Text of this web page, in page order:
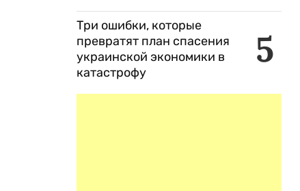
5
Три ошибки, которые
превратят план спасения
украинской экономики в
катастрофу